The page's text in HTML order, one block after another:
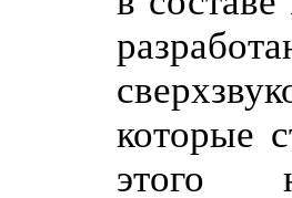
которые
этого